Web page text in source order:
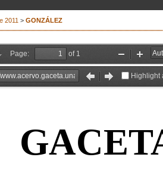
2011 > GONZÁLEZ